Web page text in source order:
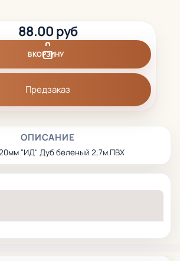
ОПИСАНИЕ
"ИД" Дуб беленый 2,7м ПВХ
88.00 руб
В КОРЗИНУ
Предзаказ